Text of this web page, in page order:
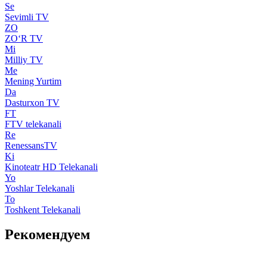
Se
Sevimli TV
ZO
ZO‘R TV
Mi
Milliy TV
Me
Mening Yurtim
Da
Dasturxon TV
FT
FTV telekanali
Re
RenessansTV
Ki
Kinoteatr HD Telekanali
Yo
Yoshlar Telekanali
To
Toshkent Telekanali
Рекомендуем